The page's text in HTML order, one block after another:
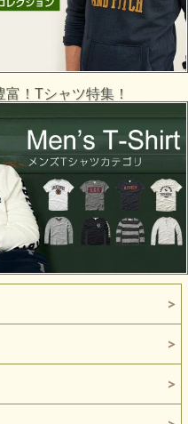
！Tシャツ特集！